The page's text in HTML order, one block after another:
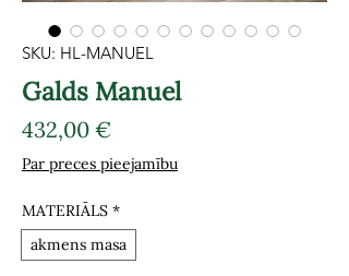
SKU: HL-MANUEL
Galds Manuel
432,00 €Cena
Par preces pieejamību
MATERIĀLS *
akmens masa